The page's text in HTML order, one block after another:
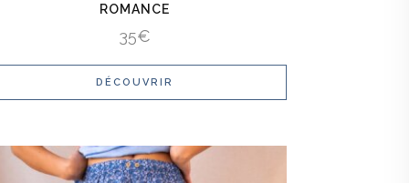
ROMANCE
35€
DÉCOUVRIR